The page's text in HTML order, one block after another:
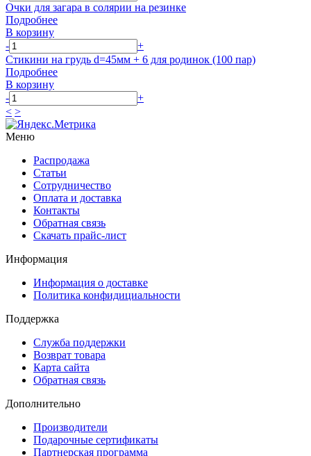
Очки для загара в солярии на резинке
Подробнее
В корзину
-
+
Стикини на грудь d=45мм + 6 для родинок (100 пар)
Подробнее
В корзину
-
+
< >
Меню
Распродажа
Статьи
Сотрудничество
Оплата и доставка
Контакты
Обратная связь
Скачать прайс-лист
Информация
Информация о доставке
Политика конфидициальности
Поддержка
Служба поддержки
Возврат товара
Карта сайта
Обратная связь
Дополнительно
Производители
Подарочные сертификаты
Партнерская программа